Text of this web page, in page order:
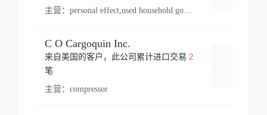
主营： personal effect,used household goods
C O Cargoquin Inc.
来自美国的客户，此公司累计进口交易 2
笔
主营： compressor